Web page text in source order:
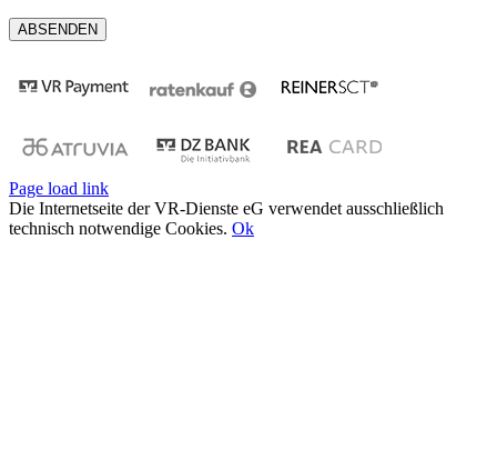
Page load link
Die Internetseite der VR-Dienste eG verwendet ausschließlich
technisch notwendige Cookies. Ok